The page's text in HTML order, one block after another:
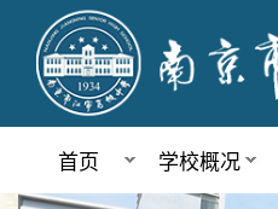
首页 学校概况